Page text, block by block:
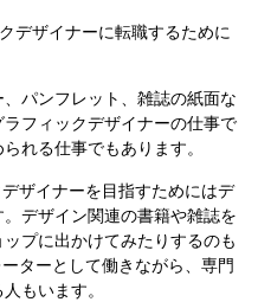
デザイナーに転職するために
パンフレット、雑誌の紙面な
フィックデザイナーの仕事で
れる仕事でもあります。
ザイナーを目指すためにはデ
デザイン関連の書籍や雑誌を
プに出かけてみたりするのも
ターとして働きながら、専門
もいます。